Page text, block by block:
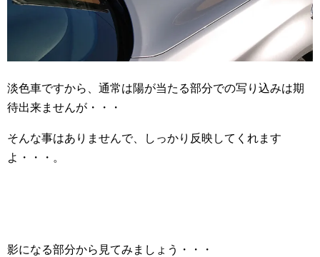
淡色車ですから、通常は陽が当たる部分での写り込みは期
待出来ませんが・・・
そんな事はありませんで、しっかり反映してくれます
よ・・・。
影になる部分から見てみましょう・・・